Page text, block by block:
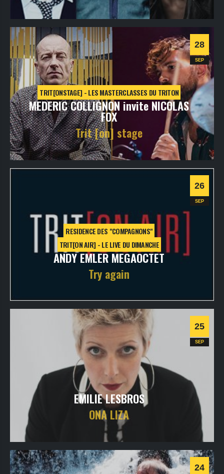
jeudi30sept - 20h30- SALLE 1
Informations
Contemporaine
28
SEP
TRIT[ONSTAGE] - LES MASTERCLASSES DU TRITON
MEDERIC COLLIGNON invite NICOLAS
FOX
Trit [on] stage
mardi28sept2021- 20h30 - SALLE 1
26
SEP
RESIDENCE DES "COMPAGNONS"
TRIT[ON AIR] - LE LIVE DU DIMANCHE
ANDY EMLER MEGAOCTET
Try again
Informations
25
SEP
EMILIE LESBROS
ONA LIZA
2021 - 20h30
Informations
24